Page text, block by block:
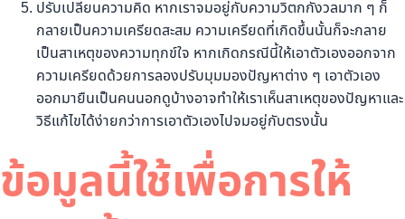
ปรับเปลี่ยนความคิด หากเราจมอยู่กับความวิตกกังวลมาก ๆ ก็
กลายเป็นความเครียดสะสม ความเครียดที่เกิดขึ้นนั้นก็จะกลาย
เป็นสาเหตุของความทุกข์ใจ หากเกิดกรณีนี้ให้เอาตัวเองออกจาก
ความเครียดด้วยการลองปรับมุมมองปัญหาต่าง ๆ เอาตัวเอง
ออกมายืนเป็นคนนอกดูบ้างอาจทำให้เราเห็นสาเหตุของปัญหาและ
วิธีแก้ไขได้ง่ายกว่าการเอาตัวเองไปจมอยู่กับตรงนั้น
ข้อมูลนี้ใช้เพื่อการให้